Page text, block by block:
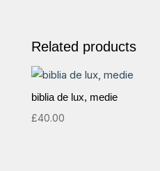
Related products
biblia de lux, medie
£40.00